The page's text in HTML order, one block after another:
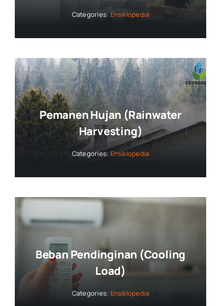
Categories:Ensiklopedia
Pemanen Hujan (Rainwater
Harvesting)
Categories: Ensiklopedia
Beban Pendinginan (Cooling
Load)
Categories: Ensiklopedia